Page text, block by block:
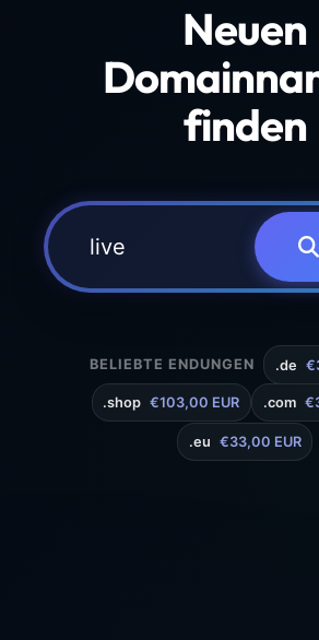
Neuen
finden
BELIEBTE ENDUNGEN .de
.shop €103,00 EUR .com
.eu €33,00 EUR